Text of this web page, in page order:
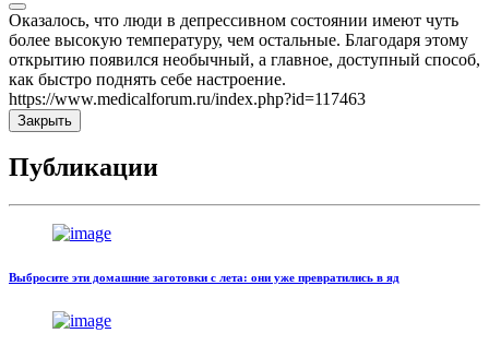
Оказалось, что люди в депрессивном состоянии имеют чуть
более высокую температуру, чем остальные. Благодаря этому
открытию появился необычный, а главное, доступный способ,
как быстро поднять себе настроение.
https://www.medicalforum.ru/index.php?id=117463
Закрыть
Публикации
Выбросите эти домашние заготовки с лета: они уже превратились в яд